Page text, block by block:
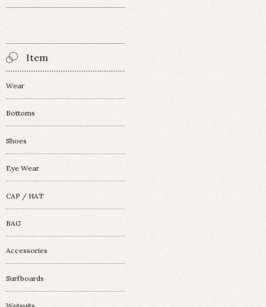
Item
Wear
Bottoms
Shoes
Eye Wear
CAP / HAT
BAG
Accessories
Surfboards